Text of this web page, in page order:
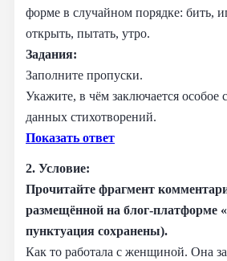
форме в случайном порядке: бить,
открыть, пытать, утро.
Задания:
Заполните пропуски.
Укажите, в чём заключается особое
данных стихотворений.
Показать ответ
2. Условие:
Прочитайте фрагмент
размещённой на блог-платформе
пунктуация сохранены).
Как то работала с женщиной. Она